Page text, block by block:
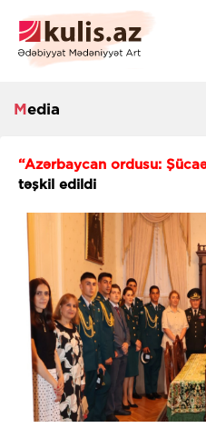
Media
“Azərbaycan ordusu:
təşkil edildi